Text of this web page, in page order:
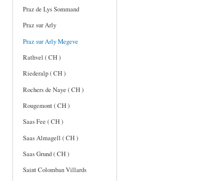
Praz de Lys Sommand
Praz sur Arly
Praz sur Arly Megeve
Rathvel ( CH )
Riederalp ( CH )
Rochers de Naye ( CH )
Rougemont ( CH )
Saas Fee ( CH )
Saas Almagell ( CH )
Saas Grund ( CH )
Saint Colomban Villards